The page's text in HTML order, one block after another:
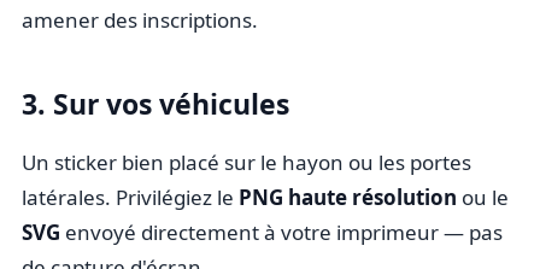
amener des inscriptions.
3. Sur vos véhicules
Un sticker bien placé sur le hayon ou les portes
latérales. Privilégiez le PNG haute résolution ou le
SVG envoyé directement à votre imprimeur — pas